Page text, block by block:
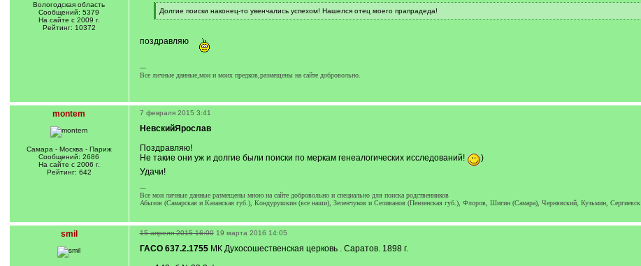
Вологодская область
Сообщений: 5379
На сайте с 2009 г.
Рейтинг: 10372
[
q
Долгие поиски наконец-то увенчались успехом! Нашелся отец моего прапрадеда!
[
]
поздравляю
---
Все личные данные,мои и моих предков,размещены на сайте добровольно.
montem
Самара - Москва - Париж
Сообщений: 2686
На сайте с 2006 г.
Рейтинг: 642
7 февраля 2015 3:41
НевскийЯрослав
Поздравляю!
Не такие они уж и долгие были поиски по меркам генеалогических исследований!
)
Удачи!
---
Все мои личные данные размещены мною на сайте добровольно и специально для поиска родственников
Абызов (Самарская и Казанская губ.), Кондурушкин (все наши), Зеленчуков и Селиванов (Пензенская губ.), Флоров, Шигин (Самара), Чернявский, Кузьмин, Сергиевск
smil 15 апреля 2015 16:00 19 марта 2016 14:05
ГАСО 637.2.1755МК Духосошественская церковь . Саратов. 1898 г.